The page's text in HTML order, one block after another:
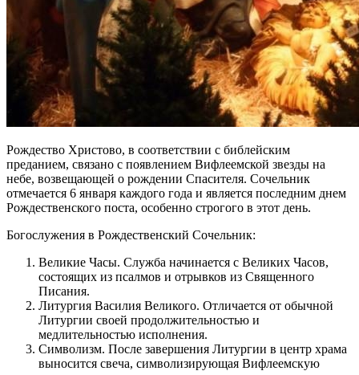
Рождество Христово, в соответствии с библейским
преданием, связано с появлением Вифлеемской звезды на
небе, возвещающей о рождении Спасителя. Сочельник
отмечается 6 января каждого года и является последним днем
Рождественского поста, особенно строгого в этот день.
Богослужения в Рождественский Сочельник:
Великие Часы. Служба начинается с Великих Часов,
состоящих из псалмов и отрывков из Священного
Писания.
Литургия Василия Великого. Отличается от обычной
Литургии своей продолжительностью и
медлительностью исполнения.
Символизм. После завершения Литургии в центр храма
выносится свеча, символизирующая Вифлеемскую